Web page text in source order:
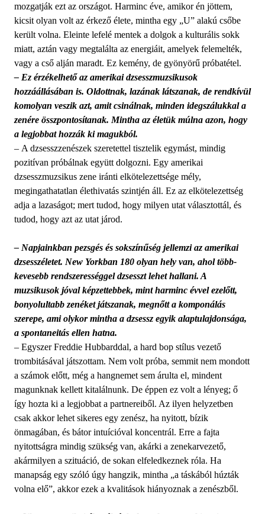
mozgatják ezt az országot. Harminc éve, amikor én jöttem,
kicsit olyan volt az érkező élete, mintha egy „U” alakú csőbe
került volna. Eleinte lefelé mentek a dolgok a kulturális sokk
miatt, aztán vagy megtalálta az energiáit, amelyek felemelték,
vagy a cső alján maradt. Ez kemény, de gyönyörű próbatétel.
– Ez érzékelhető az amerikai dzsesszmuzsikusok
hozzáállásában is. Oldottnak, lazának látszanak, de rendkívül
komolyan veszik azt, amit csinálnak, minden idegszálukkal a
zenére összpontosítanak. Mintha az életük múlna azon, hogy
a legjobbat hozzák ki magukból.
– A dzsesszzenészek szeretettel tisztelik egymást, mindig
pozitívan próbálnak együtt dolgozni. Egy amerikai
dzsesszmuzsikus zene iránti elkötelezettsége mély,
megingathatatlan élethivatás szintjén áll. Ez az elkötelezettség
adja a lazaságot; mert tudod, hogy milyen utat választottál, és
tudod, hogy azt az utat járod.
– Napjainkban pezsgés és sokszínűség jellemzi az amerikai
dzsesszéletet. New Yorkban 180 olyan hely van, ahol több-
kevesebb rendszerességgel dzsesszt lehet hallani. A
muzsikusok jóval képzettebbek, mint harminc évvel ezelőtt,
bonyolultabb zenéket játszanak, megnőtt a komponálás
szerepe, ami olykor mintha a dzsessz egyik alaptulajdonsága,
a spontaneitás ellen hatna.
– Egyszer Freddie Hubbarddal, a hard bop stílus vezető
trombitásával játszottam. Nem volt próba, semmit nem mondott
a számok előtt, még a hangnemet sem árulta el, mindent
magunknak kellett kitalálnunk. De éppen ez volt a lényeg; ő
így hozta ki a legjobbat a partnereiből. Az ilyen helyzetben
csak akkor lehet sikeres egy zenész, ha nyitott, bízik
önmagában, és bátor intuícióval koncentrál. Erre a fajta
nyitottságra mindig szükség van, akárki a zenekarvezető,
akármilyen a szituáció, de sokan elfeledkeznek róla. Ha
manapság egy szóló úgy hangzik, mintha „a táskából húzták
volna elő”, akkor ezek a kvalitások hiányoznak a zenészből.